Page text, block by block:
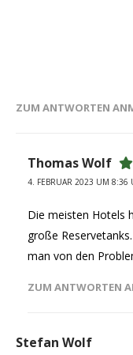
ZUM ANTWORTEN
Thomas Wolf
4. FEBRUAR 2023 UM 8:36
Die meisten Hotels
große
man von den
ZUM ANTWORTEN
Stefan Wolf